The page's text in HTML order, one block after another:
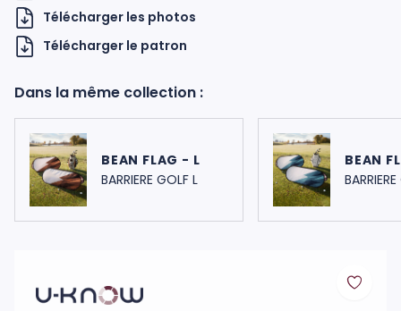
Télécharger les photos
Télécharger le patron
Dans la même collection :
BEAN FLAG - L
BARRIERE GOLF L
BEAN